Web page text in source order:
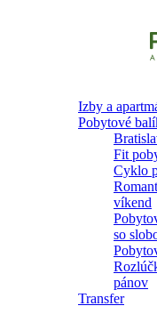
Izby a
Pobytové
Fit
Cyklo
víkend
so
pánov
Transfer